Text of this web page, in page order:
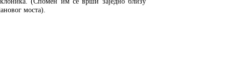
моста).